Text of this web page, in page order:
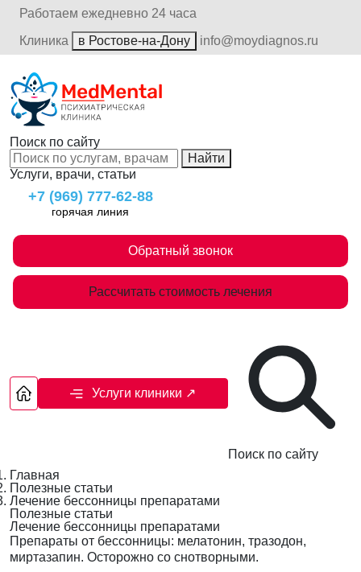
Работаем ежедневно 24 часа
Клиника
в Ростове-на-Дону info@moydiagnos.ru
Поиск по сайту
Найти
Услуги, врачи, статьи
+7 (969) 777-62-88
горячая линия
Обратный звонок
Рассчитать стоимость лечения
Услуги клиники ↗
Поиск по сайту
Главная
Полезные статьи
Лечение бессонницы препаратами
Полезные статьи
Лечение бессонницы препаратами
Препараты от бессонницы: мелатонин, тразодон,
миртазапин. Осторожно со снотворными.